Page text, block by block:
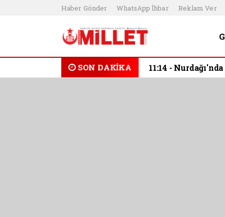
Haber Gönder WhatsApp İhbar Reklam Ver
SON DAKİKA 11:11 - Öztürkmen,